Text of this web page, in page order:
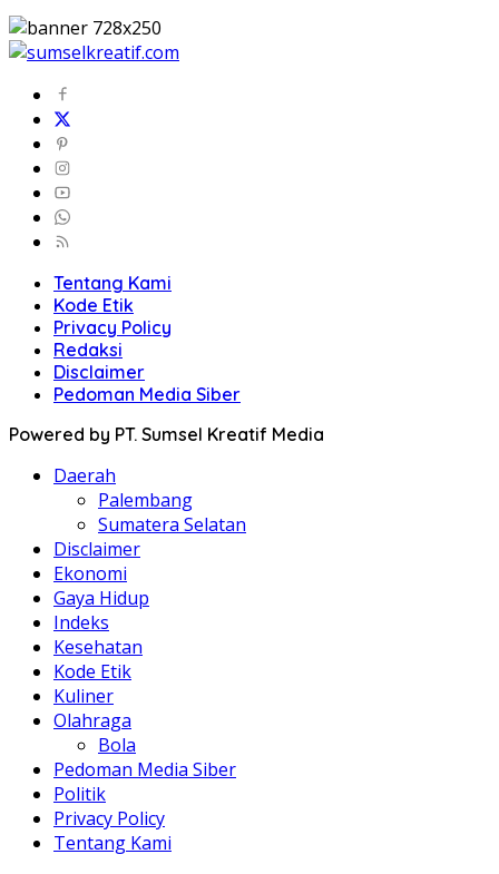
Tentang Kami
Kode Etik
Privacy Policy
Redaksi
Disclaimer
Pedoman Media Siber
Powered by PT. Sumsel Kreatif Media
Daerah
Palembang
Sumatera Selatan
Disclaimer
Ekonomi
Gaya Hidup
Indeks
Kesehatan
Kode Etik
Kuliner
Olahraga
Bola
Pedoman Media Siber
Politik
Privacy Policy
Tentang Kami